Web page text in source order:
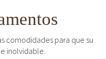
comodidades para que su
inolvidable.